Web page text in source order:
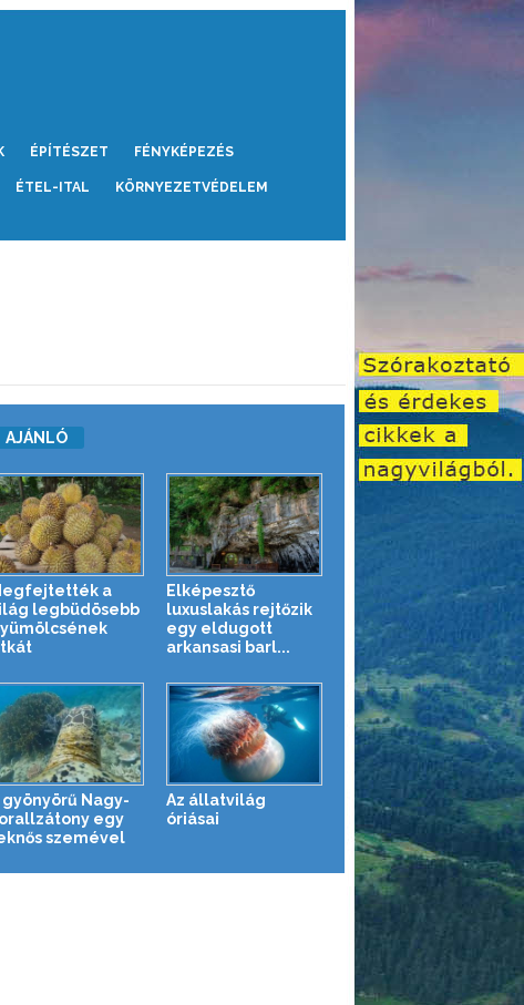
ÉPÍTÉSZET FÉNYKÉPEZÉS
ÉTEL-ITAL KÖRNYEZETVÉDELEM
AJÁNLÓ
a
legbüdösebb
Elképesztő
luxuslakás rejtőzik
egy eldugott
arkansasi barl...
gyönyörű Nagy-
egy
szemével
Az állatvilág
óriásai